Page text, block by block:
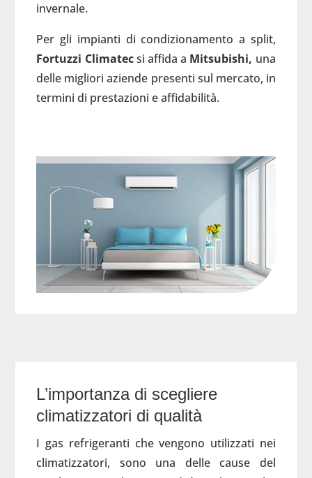
invernale.
Per gli impianti di condizionamento a split,
Fortuzzi Climatecsi affida a Mitsubishi, una
delle migliori aziende presenti sul mercato, in
termini di prestazioni e affidabilità.
L’importanza di scegliere
climatizzatori di qualità
I gas refrigeranti che vengono utilizzati nei
climatizzatori, sono una delle cause del